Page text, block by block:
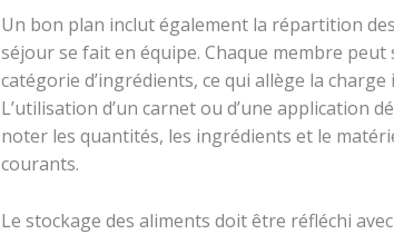
Un bon plan inclut également la répartition
séjour se fait en équipe. Chaque membre peut
catégorie d’ingrédients, ce qui allège la
L’utilisation d’un carnet ou d’une application
noter les quantités, les ingrédients et le
courants.
Le stockage des aliments doit être réfléchi